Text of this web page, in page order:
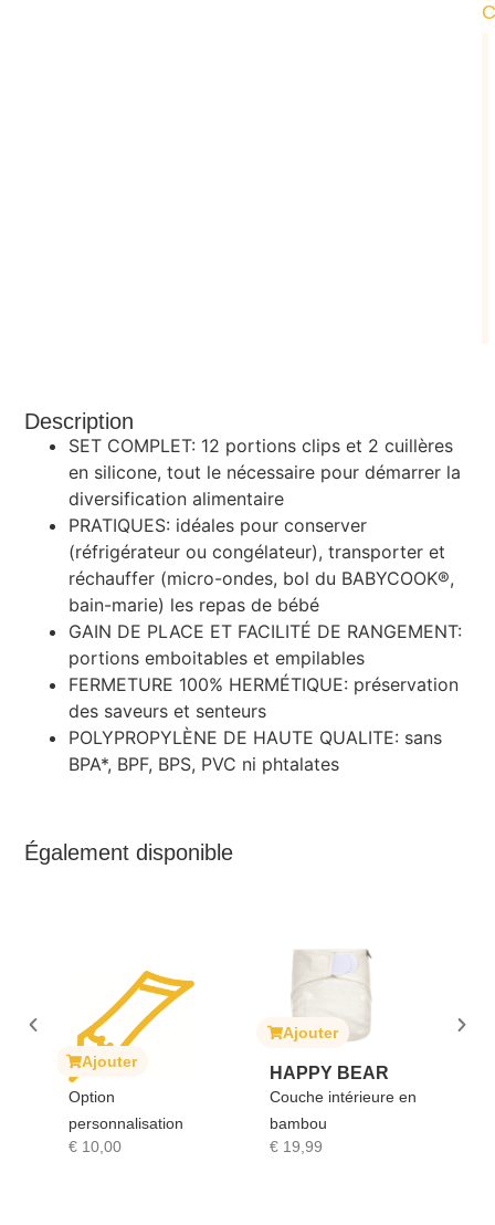
Description
SET COMPLET: 12 portions clips et 2 cuillères
en silicone, tout le nécessaire pour démarrer la
diversification alimentaire
PRATIQUES: idéales pour conserver
(réfrigérateur ou congélateur), transporter et
réchauffer (micro-ondes, bol du BABYCOOK®,
bain-marie) les repas de bébé
GAIN DE PLACE ET FACILITÉ DE RANGEMENT:
portions emboitables et empilables
FERMETURE 100% HERMÉTIQUE: préservation
des saveurs et senteurs
POLYPROPYLÈNE DE HAUTE QUALITE: sans
BPA*, BPF, BPS, PVC ni phtalates
Également disponible
Ajouter
Option
personnalisation
€ 10,00
Ajouter
HAPPY BEAR
Couche intérieure en
bambou
€19,99